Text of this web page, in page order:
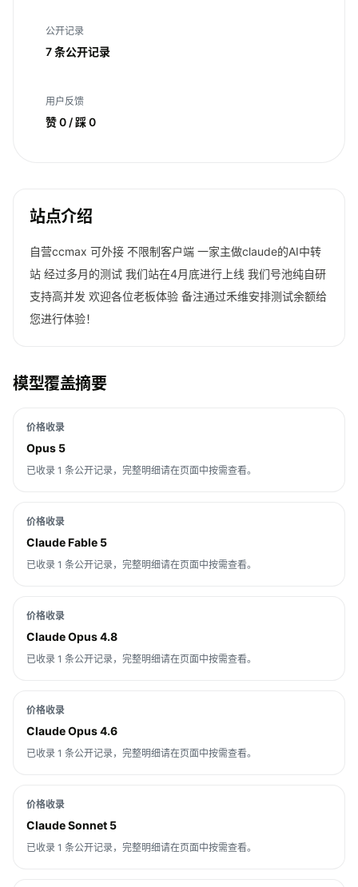
公开记录
7 条公开记录
用户反馈
赞 0 / 踩 0
站点介绍
自营ccmax 可外接 不限制客户端 一家主做claude的AI中转
站 经过多月的测试 我们站在4月底进行上线 我们号池纯自研
支持高并发 欢迎各位老板体验 备注通过禾维安排测试余额给
您进行体验！
模型覆盖摘要
价格收录
Opus 5
已收录 1 条公开记录，完整明细请在页面中按需查看。
价格收录
Claude Fable 5
已收录 1 条公开记录，完整明细请在页面中按需查看。
价格收录
Claude Opus 4.8
已收录 1 条公开记录，完整明细请在页面中按需查看。
价格收录
Claude Opus 4.6
已收录 1 条公开记录，完整明细请在页面中按需查看。
价格收录
Claude Sonnet 5
已收录 1 条公开记录，完整明细请在页面中按需查看。